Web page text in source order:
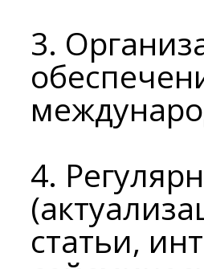
3.
4.
статьи,